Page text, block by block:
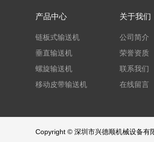
产品中心
链板式输送机
垂直输送机
螺旋输送机
移动皮带输送机
关于我们
公司简介
荣誉资质
联系我们
在线留言
Copyright © 深圳市兴德顺机械设备有